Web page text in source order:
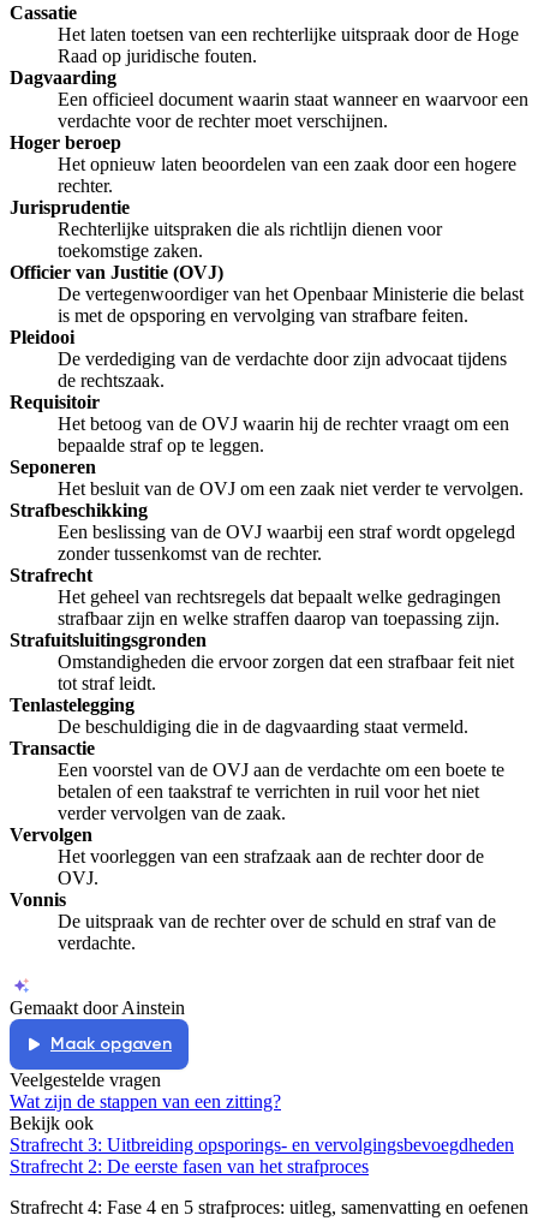
Cassatie
Het laten toetsen van een rechterlijke uitspraak door de Hoge
Raad op juridische fouten.
Dagvaarding
Een officieel document waarin staat wanneer en waarvoor een
verdachte voor de rechter moet verschijnen.
Hoger beroep
Het opnieuw laten beoordelen van een zaak door een hogere
rechter.
Jurisprudentie
Rechterlijke uitspraken die als richtlijn dienen voor
toekomstige zaken.
Officier van Justitie (OVJ)
De vertegenwoordiger van het Openbaar Ministerie die belast
is met de opsporing en vervolging van strafbare feiten.
Pleidooi
De verdediging van de verdachte door zijn advocaat tijdens
de rechtszaak.
Requisitoir
Het betoog van de OVJ waarin hij de rechter vraagt om een
bepaalde straf op te leggen.
Seponeren
Het besluit van de OVJ om een zaak niet verder te vervolgen.
Strafbeschikking
Een beslissing van de OVJ waarbij een straf wordt opgelegd
zonder tussenkomst van de rechter.
Strafrecht
Het geheel van rechtsregels dat bepaalt welke gedragingen
strafbaar zijn en welke straffen daarop van toepassing zijn.
Strafuitsluitingsgronden
Omstandigheden die ervoor zorgen dat een strafbaar feit niet
tot straf leidt.
Tenlastelegging
De beschuldiging die in de dagvaarding staat vermeld.
Transactie
Een voorstel van de OVJ aan de verdachte om een boete te
betalen of een taakstraf te verrichten in ruil voor het niet
verder vervolgen van de zaak.
Vervolgen
Het voorleggen van een strafzaak aan de rechter door de
OVJ.
Vonnis
De uitspraak van de rechter over de schuld en straf van de
verdachte.
Gemaakt door Ainstein
Maak opgaven
Veelgestelde vragen
Wat zijn de stappen van een zitting?
Bekijk ook
Strafrecht 3: Uitbreiding opsporings- en vervolgingsbevoegdheden
Strafrecht 2: De eerste fasen van het strafproces
Strafrecht 4: Fase 4 en 5 strafproces: uitleg, samenvatting en oefenen